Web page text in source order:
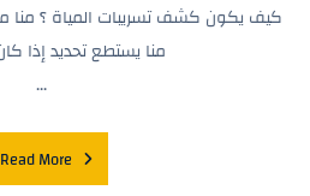
كيف يكون كشف تسريبات المياة ؟ منا
منا يستطع تحديد إذا
...
Read More